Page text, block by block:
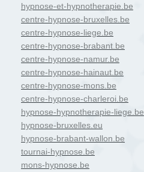
hypnose-et-hypnotherapie.be
centre-hypnose-bruxelles.be
centre-hypnose-liege.be
centre-hypnose-brabant.be
centre-hypnose-namur.be
centre-hypnose-hainaut.be
centre-hypnose-mons.be
centre-hypnose-charleroi.be
hypnose-hypnotherapie-liege.be
hypnose-bruxelles.eu
hypnose-brabant-wallon.be
tournai-hypnose.be
mons-hypnose.be